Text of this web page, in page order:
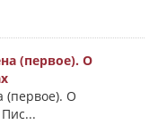
(первое). О
(первое). О